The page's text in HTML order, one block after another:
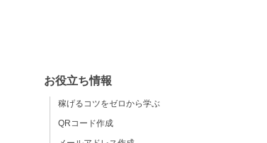
お役立ち情報
稼げるコツをゼロから学ぶ
QRコード作成